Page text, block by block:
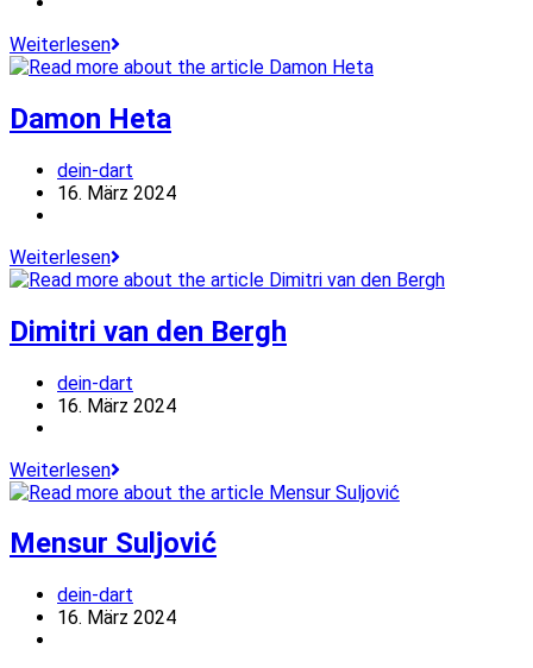
WeiterlesenRyan
Searle
Damon Heta
Beitrags-
Autor:
dein-dart
Beitrag
16. März 2024
WeiterlesenDamon
Heta
Dimitri van den Bergh
Beitrags-
Autor:
dein-dart
Beitrag
16. März 2024
WeiterlesenDimitri
van
Bergh
Mensur Suljović
Beitrags-
Autor:
dein-dart
Beitrag
16. März 2024